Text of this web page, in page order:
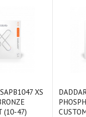
XS
(10-47)